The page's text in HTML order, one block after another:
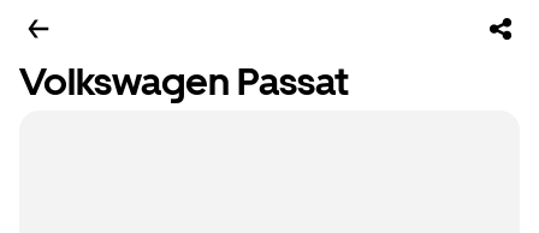
Volkswagen Passat